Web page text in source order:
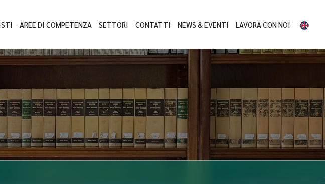
AREE DI COMPETENZA SETTORI CONTATTI NEWS & EVENTI LAVORA CON NOI